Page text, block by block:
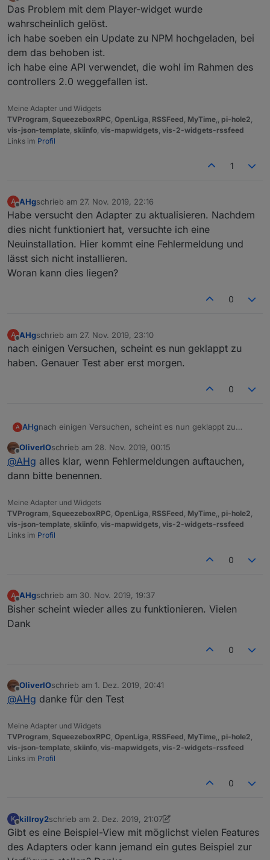
Offline
Das Problem mit dem Player-widget wurde
wahrscheinlich gelöst.
ich habe soeben ein Update zu NPM hochgeladen, bei
dem das behoben ist.
ich habe eine API verwendet, die wohl im Rahmen des
controllers 2.0 weggefallen ist.
Meine Adapter und Widgets
TVProgram, SqueezeboxRPC, OpenLiga, RSSFeed, MyTime,, pi-hole2,
vis-json-template, skiinfo, vis-mapwidgets, vis-2-widgets-rssfeed
Links im Profil
1
A
Offline
AHgschrieb am 27. Nov. 2019, 22:16
zuletzt editiert von
Habe versucht den Adapter zu aktualisieren. Nachdem
dies nicht funktioniert hat, versuchte ich eine
Neuinstallation. Hier kommt eine Fehlermeldung und
lässt sich nicht installieren.
Woran kann dies liegen?
0
A
Offline
AHgschrieb am 27. Nov. 2019, 23:10
zuletzt editiert von
nach einigen Versuchen, scheint es nun geklappt zu
haben. Genauer Test aber erst morgen.
0
A AHgnach einigen Versuchen, scheint es nun geklappt zu
Offline
OliverIOschrieb am 28. Nov. 2019, 00:15
zuletzt editiert von
@AHg alles klar, wenn Fehlermeldungen auftauchen,
dann bitte benennen.
Meine Adapter und Widgets
TVProgram SqueezeboxRPC OpenLiga RSSFeed MyTime pi-hole2
vis-json-template skiinfo vis-mapwidgets vis-2-widgets-rssfeed
Links im Profil
0
A
Offline
AHgschrieb am 30. Nov. 2019, 19:37
zuletzt editiert von
Bisher scheint wieder alles zu funktionieren. Vielen
Dank
0
Offline
OliverIOschrieb am 1. Dez. 2019, 20:41
zuletzt editiert von
@AHg danke für den Test
Meine Adapter und Widgets
TVProgram, SqueezeboxRPC, OpenLiga, RSSFeed, MyTime,, pi-hole2,
vis-json-template, skiinfo, vis-mapwidgets, vis-2-widgets-rssfeed
Links im Profil
0
K
Offline
killroy2schrieb am 2. Dez. 2019, 21:07
zuletzt editiert von killroy2 12. Feb. 2019, 22:31
Gibt es eine Beispiel-View mit möglichst vielen Features
des Adapters oder kann jemand ein gutes Beispiel zur